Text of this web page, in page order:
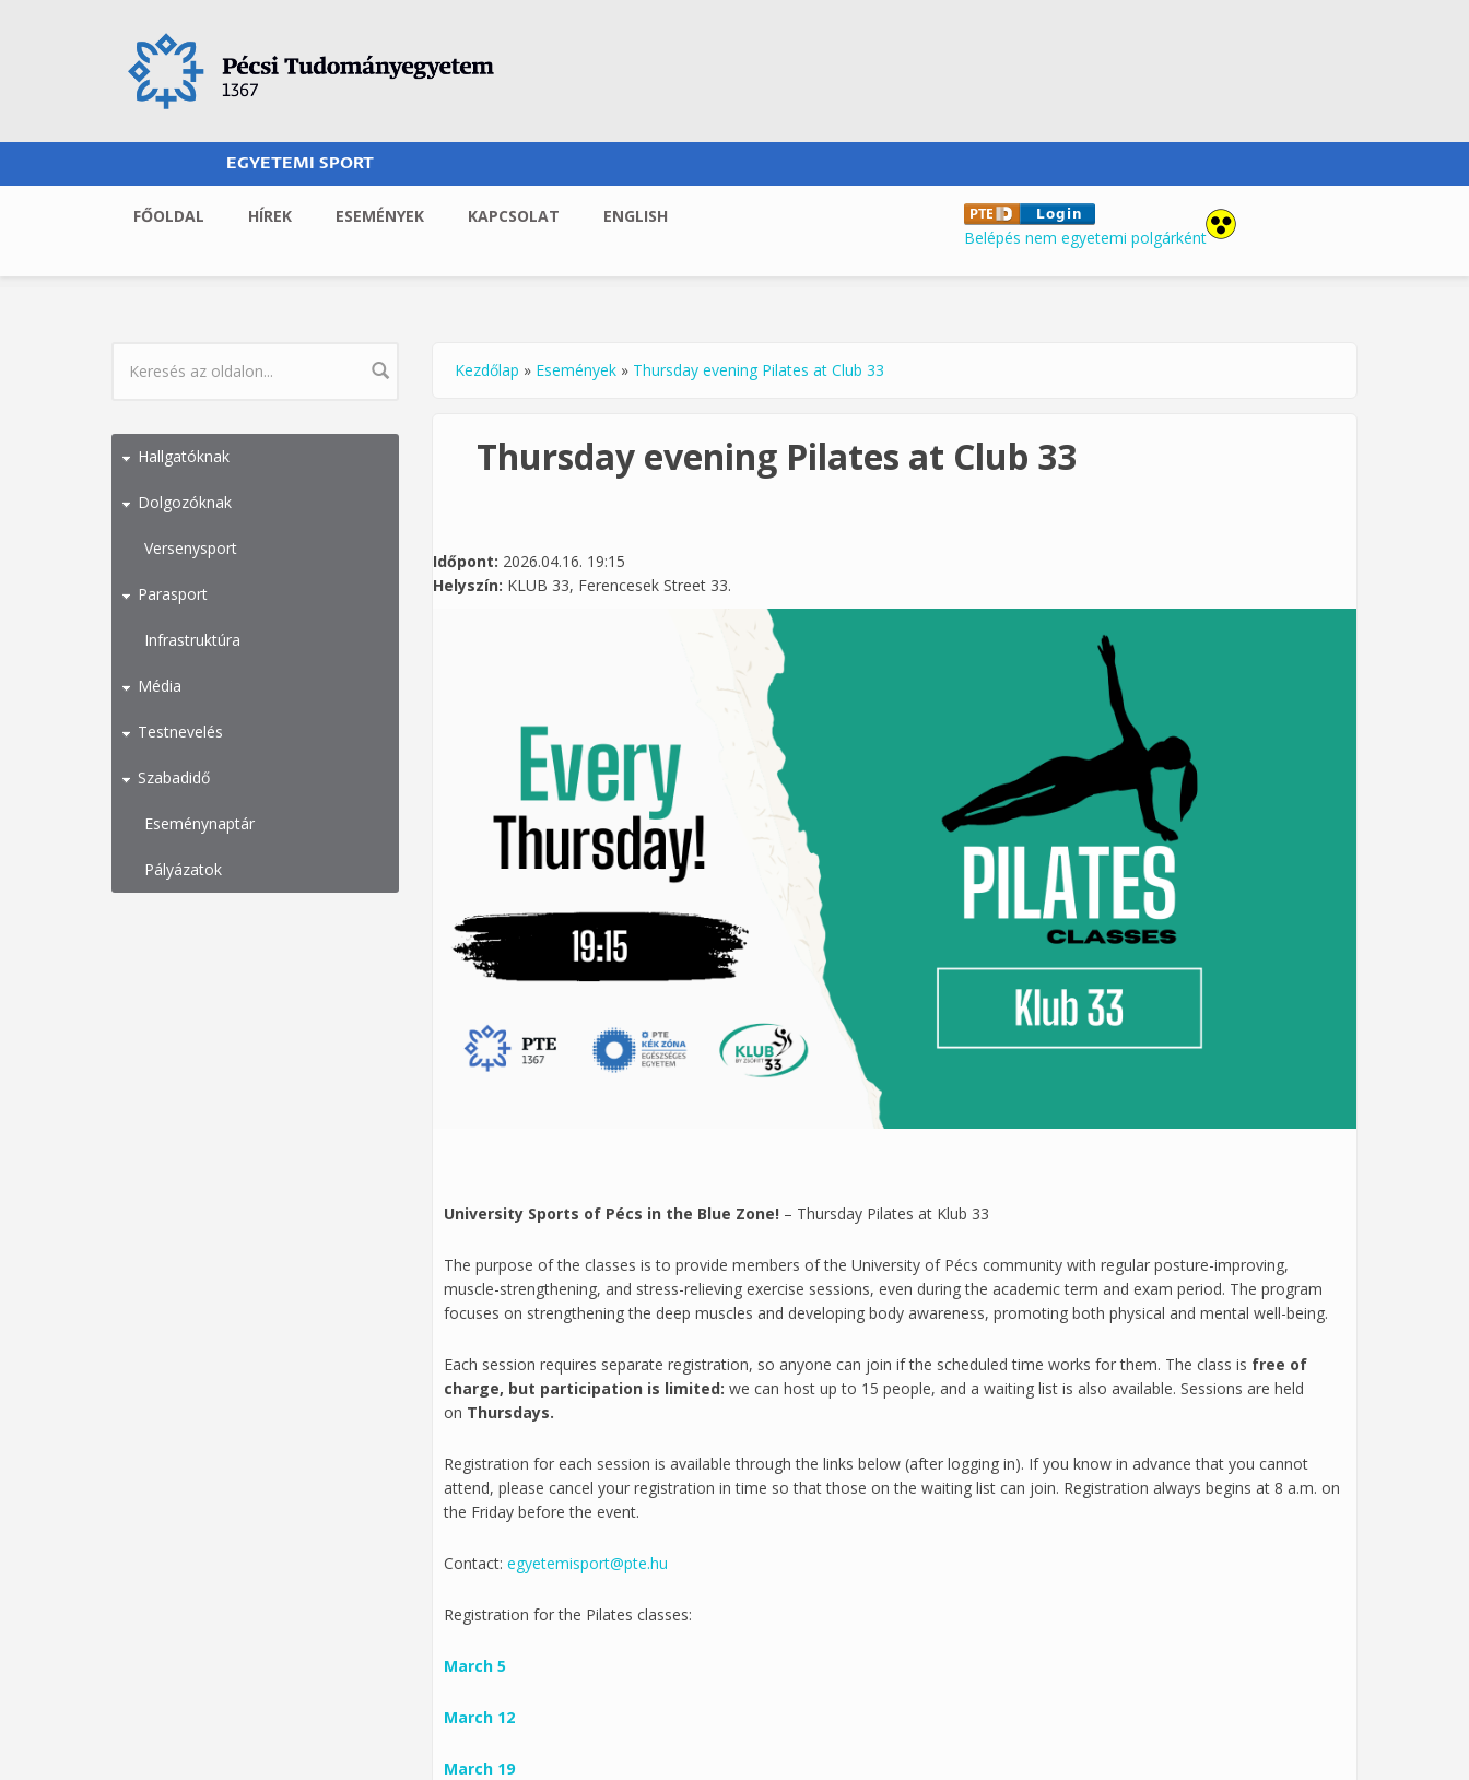
EGYETEMI SPORT
FŐOLDAL HÍREK ESEMÉNYEK KAPCSOLAT
ENGLISH
Belépés nem egyetemi polgárként
KERESÉS ŰRLAP
Hallgatóknak
Dolgozóknak
Versenysport
Parasport
Infrastruktúra
Média
Testnevelés
Szabadidő
Eseménynaptár
Pályázatok
Jelenlegi hely
Kezdőlap » Események » Thursday evening Pilates at Club 33
Thursday evening Pilates at Club 33
Időpont: 2026.04.16. 19:15
Helyszín: KLUB 33, Ferencesek Street 33.
University Sports of Pécs in the Blue Zone! – Thursday Pilates at Klub 33
The purpose of the classes is to provide members of the University of Pécs community with regular posture-improving,
muscle-strengthening, and stress-relieving exercise sessions, even during the academic term and exam period. The program
focuses on strengthening the deep muscles and developing body awareness, promoting both physical and mental well-being.
Each session requires separate registration, so anyone can join if the scheduled time works for them. The class is free of
charge, but participation is limited: we can host up to 15 people, and a waiting list is also available. Sessions are held
on Thursdays.
Registration for each session is available through the links below (after logging in). If you know in advance that you cannot
attend, please cancel your registration in time so that those on the waiting list can join. Registration always begins at 8 a.m. on
the Friday before the event.
Contact: egyetemisport@pte.hu
Registration for the Pilates classes:
March 5
March 12
March 19